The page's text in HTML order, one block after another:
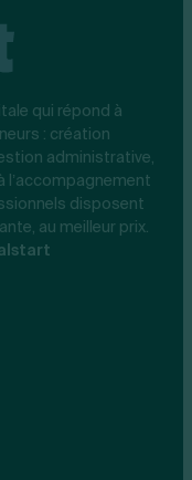
qui répond à
: création
administrative,
l’accompagnement
disposent
au meilleur prix.